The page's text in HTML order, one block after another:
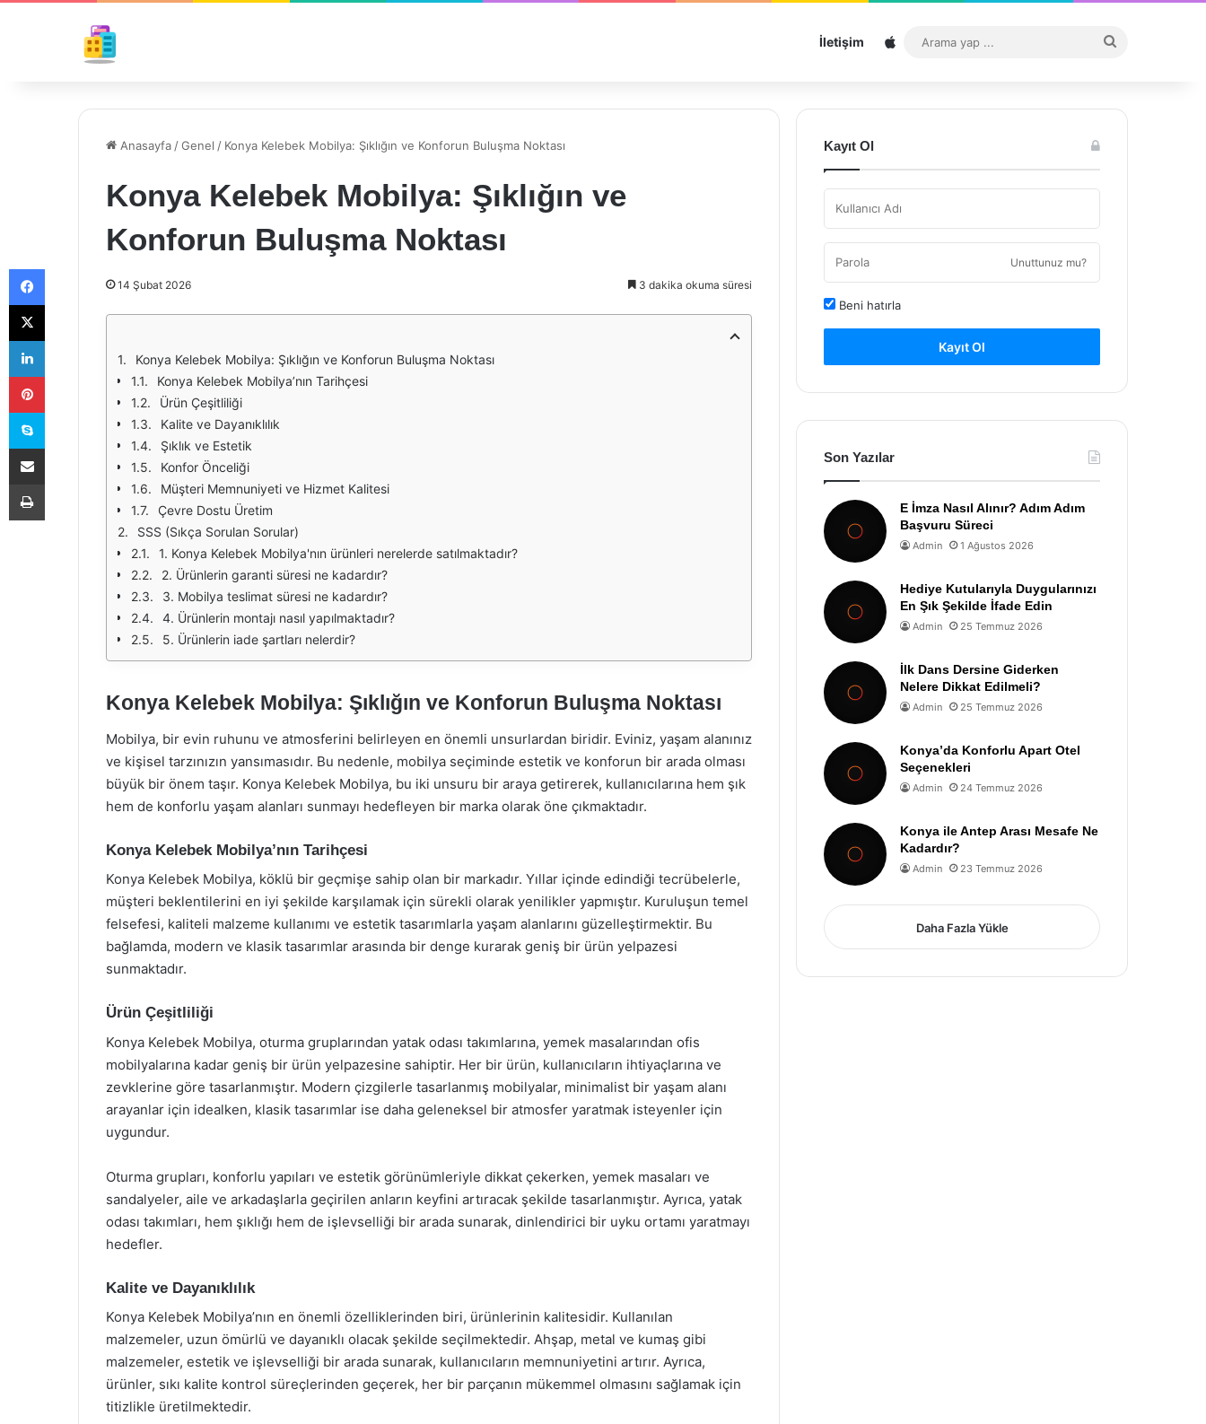
İletişim Sitemap
...
Anasayfa /Genel / Konya Kelebek Mobilya: Şıklığın ve Konforun Buluşma Noktası
Konya Kelebek Mobilya: Şıklığın ve
Konforun Buluşma Noktası
14 Şubat 2026 3 dakika okuma süresi
Konya Kelebek Mobilya: Şıklığın ve Konforun Buluşma Noktası
Konya Kelebek Mobilya’nın Tarihçesi
Ürün Çeşitliliği
Kalite ve Dayanıklılık
Şıklık ve Estetik
Konfor Önceliği
Müşteri Memnuniyeti ve Hizmet Kalitesi
Çevre Dostu Üretim
SSS (Sıkça Sorulan Sorular)
1. Konya Kelebek Mobilya'nın ürünleri nerelerde satılmaktadır?
2. Ürünlerin garanti süresi ne kadardır?
3. Mobilya teslimat süresi ne kadardır?
4. Ürünlerin montajı nasıl yapılmaktadır?
5. Ürünlerin iade şartları nelerdir?
Konya Kelebek Mobilya: Şıklığın ve Konforun Buluşma Noktası
Mobilya, bir evin ruhunu ve atmosferini belirleyen en önemli unsurlardan biridir. Eviniz, yaşam alanınız
ve kişisel tarzınızın yansımasıdır. Bu nedenle, mobilya seçiminde estetik ve konforun bir arada olması
büyük bir önem taşır. Konya Kelebek Mobilya, bu iki unsuru bir araya getirerek, kullanıcılarına hem şık
hem de konforlu yaşam alanları sunmayı hedefleyen bir marka olarak öne çıkmaktadır.
Konya Kelebek Mobilya’nın Tarihçesi
Konya Kelebek Mobilya, köklü bir geçmişe sahip olan bir markadır. Yıllar içinde edindiği tecrübelerle,
müşteri beklentilerini en iyi şekilde karşılamak için sürekli olarak yenilikler yapmıştır. Kuruluşun temel
felsefesi, kaliteli malzeme kullanımı ve estetik tasarımlarla yaşam alanlarını güzelleştirmektir. Bu
bağlamda, modern ve klasik tasarımlar arasında bir denge kurarak geniş bir ürün yelpazesi
sunmaktadır.
Ürün Çeşitliliği
Konya Kelebek Mobilya, oturma gruplarından yatak odası takımlarına, yemek masalarından ofis
mobilyalarına kadar geniş bir ürün yelpazesine sahiptir. Her bir ürün, kullanıcıların ihtiyaçlarına ve
zevklerine göre tasarlanmıştır. Modern çizgilerle tasarlanmış mobilyalar, minimalist bir yaşam alanı
arayanlar için idealken, klasik tasarımlar ise daha geleneksel bir atmosfer yaratmak isteyenler için
uygundur.
Oturma grupları, konforlu yapıları ve estetik görünümleriyle dikkat çekerken, yemek masaları ve
sandalyeler, aile ve arkadaşlarla geçirilen anların keyfini artıracak şekilde tasarlanmıştır. Ayrıca, yatak
odası takımları, hem şıklığı hem de işlevselliği bir arada sunarak, dinlendirici bir uyku ortamı yaratmayı
hedefler.
Kalite ve Dayanıklılık
Konya Kelebek Mobilya’nın en önemli özelliklerinden biri, ürünlerinin kalitesidir. Kullanılan
malzemeler, uzun ömürlü ve dayanıklı olacak şekilde seçilmektedir. Ahşap, metal ve kumaş gibi
malzemeler, estetik ve işlevselliği bir arada sunarak, kullanıcıların memnuniyetini artırır. Ayrıca,
ürünler, sıkı kalite kontrol süreçlerinden geçerek, her bir parçanın mükemmel olmasını sağlamak için
titizlikle üretilmektedir.
Kayıt Ol
Unuttunuz mu?
Beni hatırla
Kayıt Ol
Son Yazılar
E İmza Nasıl Alınır? Adım Adım
Başvuru Süreci
Admin 1 Ağustos 2026
Hediye Kutularıyla Duygularınızı
En Şık Şekilde İfade Edin
Admin 25 Temmuz 2026
İlk Dans Dersine Giderken
Nelere Dikkat Edilmeli?
Admin 25 Temmuz 2026
Konya’da Konforlu Apart Otel
Seçenekleri
Admin 24 Temmuz 2026
Konya ile Antep Arası Mesafe Ne
Kadardır?
Admin 23 Temmuz 2026
Daha Fazla Yükle
Facebook
X
LinkedIn
Pinterest
Skype
E-Posta ile paylaş